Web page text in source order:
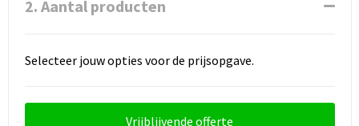
2. Aantal producten
Selecteer jouw opties voor de prijsopgave.
Vrijblijvende offerte